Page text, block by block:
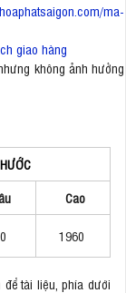
ma-
giao hàng
không ảnh hưởng
Cao
1960
tài liệu, phía dưới